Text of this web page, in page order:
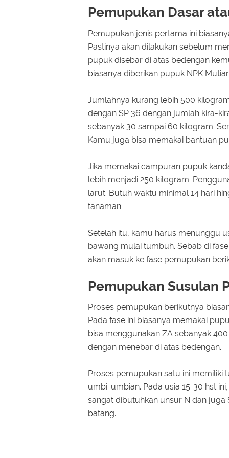
Pemupukan Dasar
Pemupukan jenis pertama ini
Pastinya akan dilakukan sebelum
pupuk disebar di atas bedengan
biasanya diberikan pupuk NPK
Jumlahnya kurang lebih 500
dengan SP 36 dengan jumlah kira-
sebanyak 30 sampai 60 kilogram.
Kamu juga bisa memakai bantuan
Jika memakai campuran pupuk
lebih menjadi 250 kilogram.
larut. Butuh waktu minimal 14 hari
tanaman.
Setelah itu, kamu harus menunggu
bawang mulai tumbuh. Sebab di
akan masuk ke fase pemupukan
Pemupukan Susulan
Proses pemupukan berikutnya
Pada fase ini biasanya memakai
bisa menggunakan ZA sebanyak
dengan menebar di atas bedengan.
Proses pemupukan satu ini memiliki
umbi-umbian. Pada usia 15-30 hst
sangat dibutuhkan unsur N dan
batang.